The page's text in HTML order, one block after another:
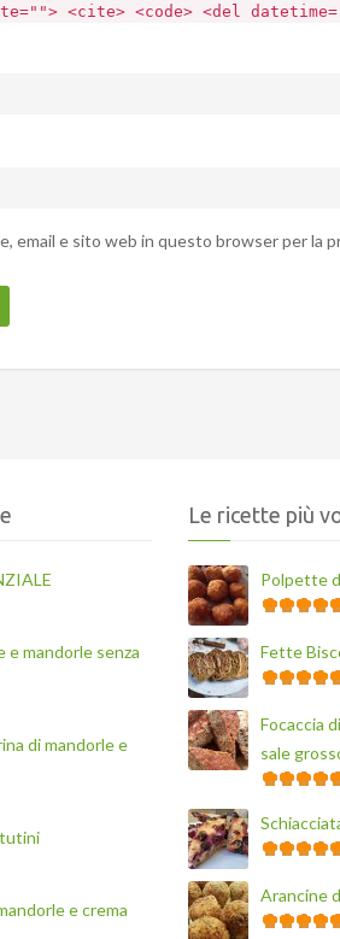
<cite> <code> <del
email e sito web in questo browser per la
e mandorle senza
di mandorle e
e crema
Le ricette più
Polpette
Fette
Focaccia
sale
Arancine